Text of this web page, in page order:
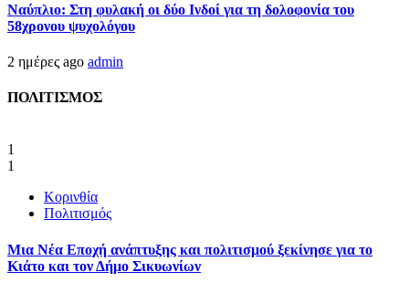
Ναύπλιο: Στη φυλακή οι δύο Ινδοί για τη δολοφονία του
58χρονου ψυχολόγου
2 ημέρες ago admin
ΠΟΛΙΤΙΣΜΟΣ
1
1
Κορινθία
Πολιτισμός
Μια Νέα Εποχή ανάπτυξης και πολιτισμού ξεκίνησε για το
Κιάτο και τον Δήμο Σικυωνίων